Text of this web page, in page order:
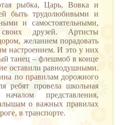
рыбка, Царь, Вовка и
быть трудолюбивыми и
и самостоятельными,
друзей. Артисты
желанием порадовать
настроением. И это у них
танец – флешмоб в конце
оставили равнодушными.
по правилам дорожного
ребят провела школьная
представления,
о важных правилах
в транспорте.